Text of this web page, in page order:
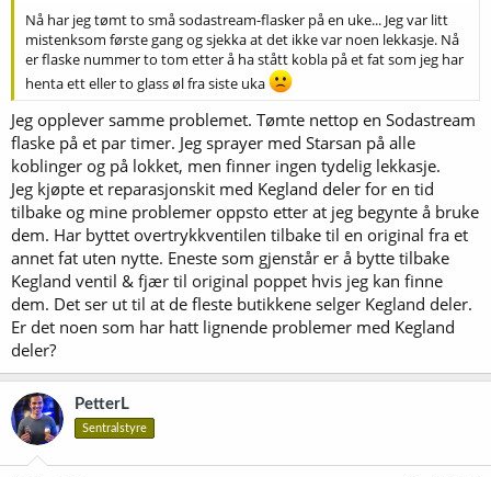
Nå har jeg tømt to små sodastream-flasker på en uke... Jeg var litt
mistenksom første gang og sjekka at det ikke var noen lekkasje. Nå
er flaske nummer to tom etter å ha stått kobla på et fat som jeg har
henta ett eller to glass øl fra siste uka
Jeg opplever samme problemet. Tømte nettop en Sodastream
flaske på et par timer. Jeg sprayer med Starsan på alle
koblinger og på lokket, men finner ingen tydelig lekkasje.
Jeg kjøpte et reparasjonskit med Kegland deler for en tid
tilbake og mine problemer oppsto etter at jeg begynte å bruke
dem. Har byttet overtrykkventilen tilbake til en original fra et
annet fat uten nytte. Eneste som gjenstår er å bytte tilbake
Kegland ventil & fjær til original poppet hvis jeg kan finne
dem. Det ser ut til at de fleste butikkene selger Kegland deler.
Er det noen som har hatt lignende problemer med Kegland
deler?
PetterL
Sentralstyre